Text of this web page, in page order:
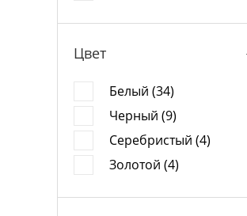
Цвет
Белый (34)
Черный (9)
Серебристый (4)
Золотой (4)